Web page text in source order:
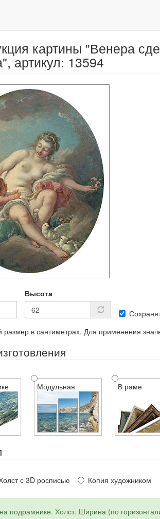
картины "Венера
артикул: 13594
Высота
размер в сантиметрах. Для применения
Модульная В раме
с 3D росписью Копия художником
подрамнике. Холст. Ширина (по